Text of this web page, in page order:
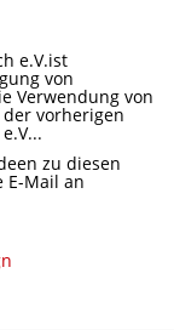
e.V.ist
von
Verwendung von
vorherigen
zu diesen
E-Mail an